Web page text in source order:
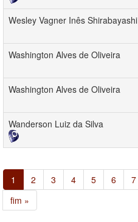
Wesley Vagner Inês Shirabayashi
Washington Alves de Oliveira
Washington Alves de Oliveira
Wanderson Luiz da Silva
1 2 3 4 5 6 7
fim »